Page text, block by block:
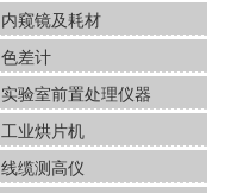
内窥镜及耗材
色差计
实验室前置处理仪器
工业烘片机
线缆测高仪